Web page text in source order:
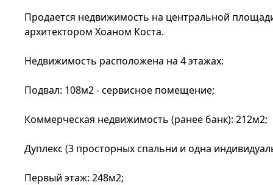
Продается недвижимость на центральной
архитектором Хоаном Коста.
Недвижимость расположена на 4 этажах:
Подвал: 108м2 - сервисное помещение;
Коммерческая недвижимость (ранее банк): 212м2;
Дуплекс (3 просторных спальни и одна
Первый этаж: 248м2;